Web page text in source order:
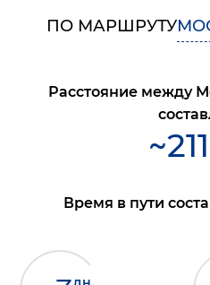
ПО МАРШРУТУ
Расстояние между
~
Время в пути